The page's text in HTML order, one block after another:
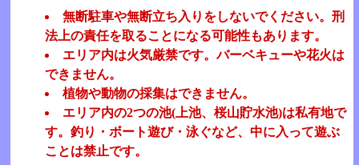
無断駐車や無断立ち入りをしないでください。刑
法上の責任を取ることになる可能性もあります。
エリア内は火気厳禁です。バーベキューや花火は
できません。
植物や動物の採集はできません。
エリア内の2つの池(上池、桜山貯水池)は私有地で
す。釣り・ボート遊び・泳ぐなど、中に入って遊ぶ
ことは禁止です。